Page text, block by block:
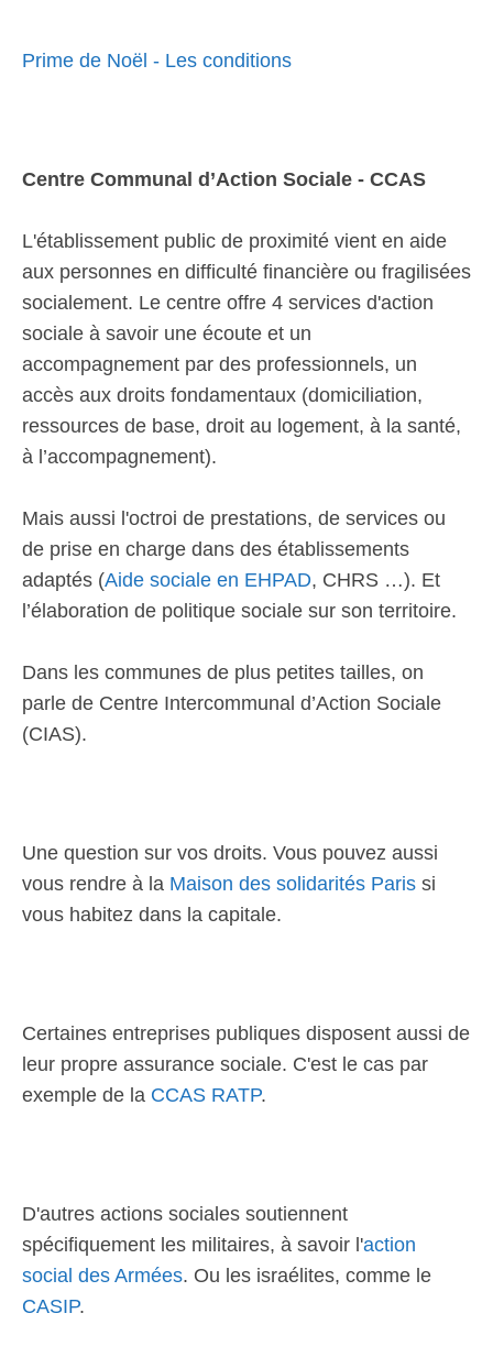
Prime de Noël - Les conditions
Centre Communal d’Action Sociale - CCAS
L'établissement public de proximité vient en aide
aux personnes en difficulté financière ou fragilisées
socialement. Le centre offre 4 services d'action
sociale à savoir une écoute et un
accompagnement par des professionnels, un
accès aux droits fondamentaux (domiciliation,
ressources de base, droit au logement, à la santé,
à l’accompagnement).
Mais aussi l'octroi de prestations, de services ou
de prise en charge dans des établissements
adaptés (Aide sociale en EHPAD, CHRS …). Et
l’élaboration de politique sociale sur son territoire.
Dans les communes de plus petites tailles, on
parle de Centre Intercommunal d’Action Sociale
(CIAS).
Une question sur vos droits. Vous pouvez aussi
vous rendre à la Maison des solidarités Paris si
vous habitez dans la capitale.
Certaines entreprises publiques disposent aussi de
leur propre assurance sociale. C'est le cas par
exemple de la CCAS RATP.
D'autres actions sociales soutiennent
spécifiquement les militaires, à savoir l'action
social des Armées. Ou les israélites, comme le
CASIP.